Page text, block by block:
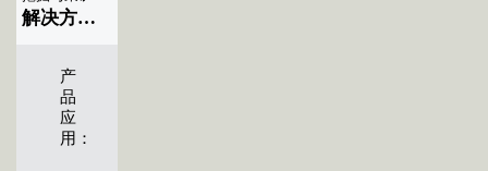
解决方案标题名称|显示04条
产
品
应
用：